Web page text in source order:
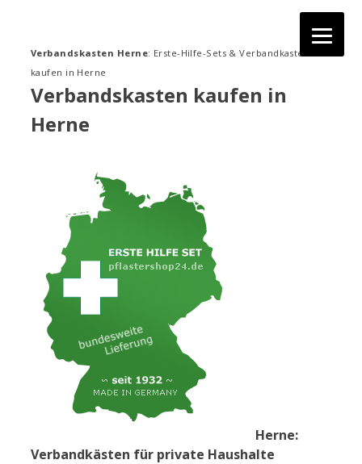
springenVerbandskasten Herne: Erste-Hilfe-Sets & Verbandkasten
kaufen in Herne
Verbandskasten kaufen in
Herne
Herne:
Verbandkästen für private Haushalte